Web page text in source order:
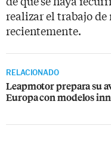
realizar el trabajo de
recientemente.
RELACIONADO
Leapmotor prepara su
Europa con modelos